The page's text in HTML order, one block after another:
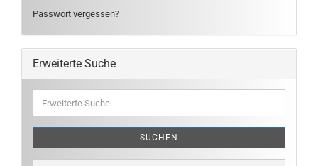
Passwort vergessen?
Erweiterte Suche
Suche
SUCHEN